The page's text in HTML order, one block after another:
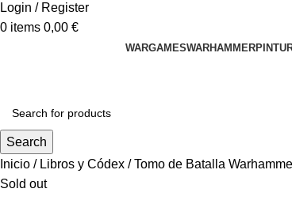
Login / Register
0 items 0,00 €
WARGAMESWARHAMMER
Search
Inicio
Libros y Códex
Tomo de Batalla
Sold out